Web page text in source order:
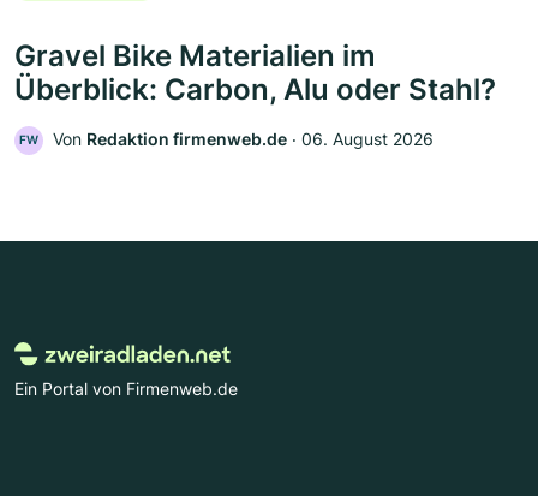
Gravel Bike Materialien im
Überblick: Carbon, Alu oder Stahl?
FW Von Redaktion firmenweb.de ‧ 06. August 2026
Ein Portal von Firmenweb.de